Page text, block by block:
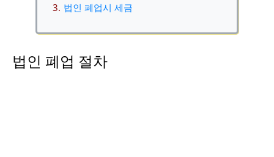
법인 폐업시 세금
법인 폐업 절차